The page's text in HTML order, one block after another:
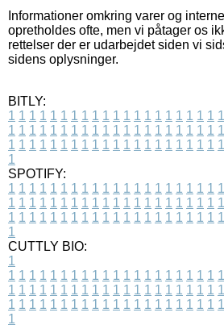
Informationer omkring varer og
opretholdes ofte, men vi påtager os
rettelser der er udarbejdet siden vi
sidens oplysninger.
BITLY:
1 1 1 1 1 1 1 1 1 1 1 1 1 1 1 1 1 1 1 1 1
1 1 1 1 1 1 1 1 1 1 1 1 1 1 1 1 1 1 1 1 1
1 1 1 1 1 1 1 1 1 1 1 1 1 1 1 1 1 1 1 1 1
1
SPOTIFY:
1 1 1 1 1 1 1 1 1 1 1 1 1 1 1 1 1 1 1 1 1
1 1 1 1 1 1 1 1 1 1 1 1 1 1 1 1 1 1 1 1 1
1 1 1 1 1 1 1 1 1 1 1 1 1 1 1 1 1 1 1 1 1
1
CUTTLY BIO:
1
1 1 1 1 1 1 1 1 1 1 1 1 1 1 1 1 1 1 1 1 1
1 1 1 1 1 1 1 1 1 1 1 1 1 1 1 1 1 1 1 1 1
1 1 1 1 1 1 1 1 1 1 1 1 1 1 1 1 1 1 1 1 1
1